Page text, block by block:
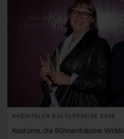
RHEINTALER KULTURPREISE 2025
Kostüme, die Bühnenträume